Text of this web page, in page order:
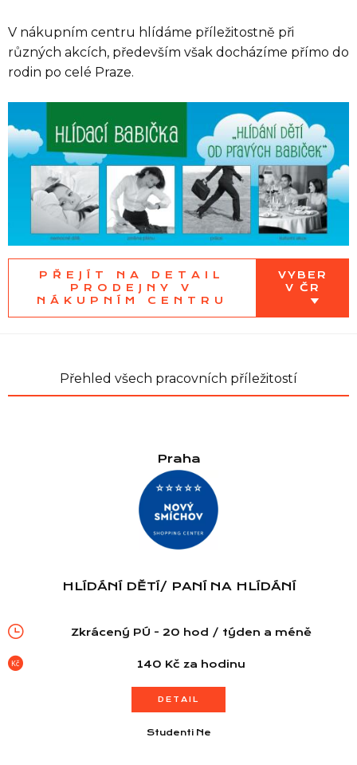
Seznam prodejen
V nákupním centru hlídáme příležitostně při
různých akcích, především však docházíme přímo do
rodin po celé Praze.
PŘEJÍT NA DETAIL
PRODEJNY V
NÁKUPNÍM CENTRU
VYBER
V ČR
Přehled všech pracovních příležitostí
Praha
HLÍDÁNÍ DĚTÍ/ PANÍ NA HLÍDÁNÍ
Zkrácený PÚ - 20 hod / týden a méně
140 Kč za hodinu
DETAIL
Studenti Ne